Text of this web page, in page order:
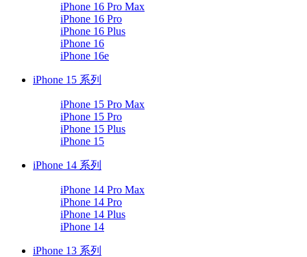
iPhone 16 Pro Max
iPhone 16 Pro
iPhone 16 Plus
iPhone 16
iPhone 16e
iPhone 15 系列
iPhone 15 Pro Max
iPhone 15 Pro
iPhone 15 Plus
iPhone 15
iPhone 14 系列
iPhone 14 Pro Max
iPhone 14 Pro
iPhone 14 Plus
iPhone 14
iPhone 13 系列